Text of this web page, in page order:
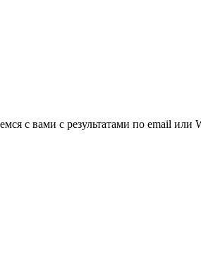
с вами с результатами по email или